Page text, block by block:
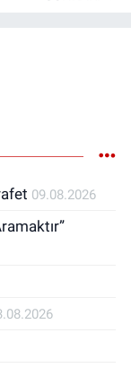
09.08.2026